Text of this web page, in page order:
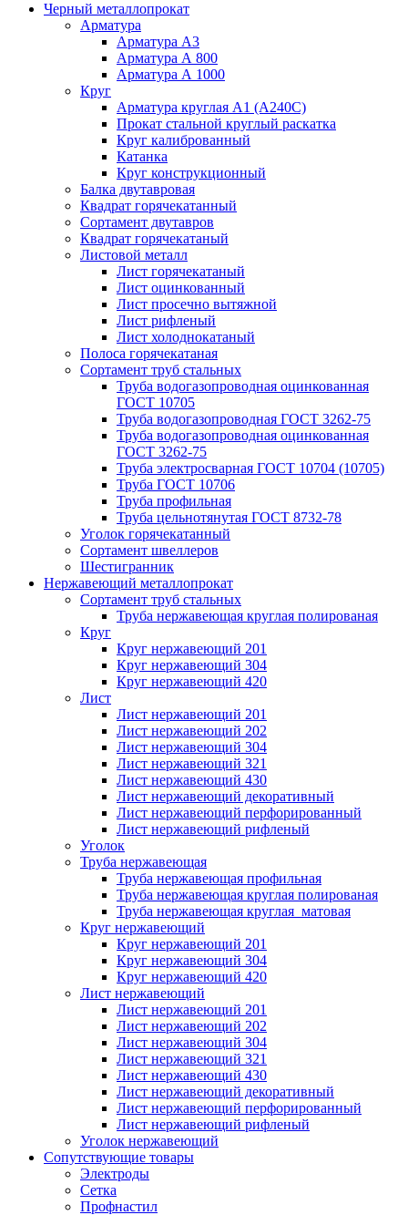
Черный металлопрокат
Арматура
Арматура А3
Арматура А 800
Арматура А 1000
Круг
Арматура круглая А1 (А240C)
Прокат стальной круглый раскатка
Круг калиброванный
Катанка
Круг конструкционный
Балка двутавровая
Квадрат горячекатанный
Сортамент двутавров
Квадрат горячекатаный
Листовой металл
Лист горячекатаный
Лист оцинкованный
Лист просечно вытяжной
Лист рифленый
Лист холоднокатаный
Полоса горячекатаная
Сортамент труб стальных
Труба водогазопроводная оцинкованная
ГОСТ 10705
Труба водогазопроводная ГОСТ 3262-75
Труба водогазопроводная оцинкованная
ГОСТ 3262-75
Труба электросварная ГОСТ 10704 (10705)
Труба ГОСТ 10706
Труба профильная
Труба цельнотянутая ГОСТ 8732-78
Уголок горячекатанный
Сортамент швеллеров
Шестигранник
Нержавеющий металлопрокат
Сортамент труб стальных
Труба нержавеющая круглая полированая
Круг
Круг нержавеющий 201
Круг нержавеющий 304
Круг нержавеющий 420
Лист
Лист нержавеющий 201
Лист нержавеющий 202
Лист нержавеющий 304
Лист нержавеющий 321
Лист нержавеющий 430
Лист нержавеющий декоративный
Лист нержавеющий перфорированный
Лист нержавеющий рифленый
Уголок
Труба нержавеющая
Труба нержавеющая профильная
Труба нержавеющая круглая полированая
Труба нержавеющая круглая матовая
Круг нержавеющий
Круг нержавеющий 201
Круг нержавеющий 304
Круг нержавеющий 420
Лист нержавеющий
Лист нержавеющий 201
Лист нержавеющий 202
Лист нержавеющий 304
Лист нержавеющий 321
Лист нержавеющий 430
Лист нержавеющий декоративный
Лист нержавеющий перфорированный
Лист нержавеющий рифленый
Уголок нержавеющий
Cопутствующие товары
Электроды
Сетка
Профнастил